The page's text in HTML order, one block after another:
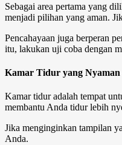
Sebagai area pertama yang
menjadi pilihan yang aman.
Pencahayaan juga berperan
itu, lakukan uji coba dengan
Kamar Tidur yang Nyaman
Kamar tidur adalah tempat
membantu Anda tidur lebih
Jika menginginkan tampilan
Anda.